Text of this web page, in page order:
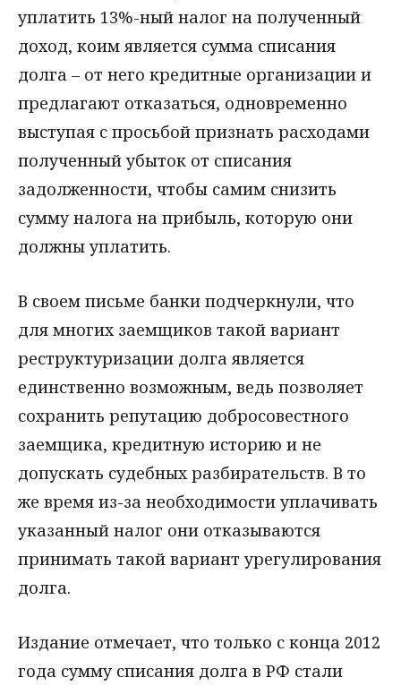
уплатить 13%-ный налог на полученный
доход, коим является сумма списания
долга – от него кредитные организации и
предлагают отказаться, одновременно
выступая с просьбой признать расходами
полученный убыток от списания
задолженности, чтобы самим снизить
сумму налога на прибыль, которую они
должны уплатить.
В своем письме банки подчеркнули, что
для многих заемщиков такой вариант
реструктуризации долга является
единственно возможным, ведь позволяет
сохранить репутацию добросовестного
заемщика, кредитную историю и не
допускать судебных разбирательств. В то
же время из-за необходимости уплачивать
указанный налог они отказываются
принимать такой вариант урегулирования
долга.
Издание отмечает, что только с конца 2012
года сумму списания долга в РФ стали